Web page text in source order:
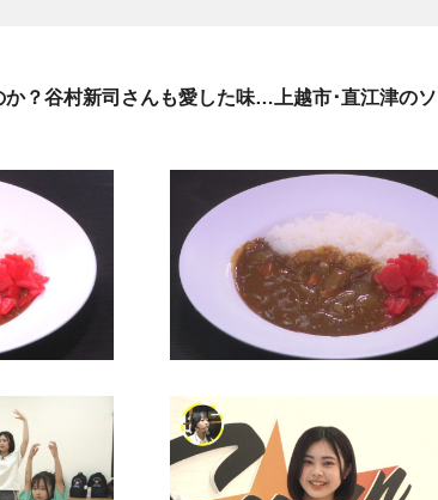
か？谷村新司さんも愛した味…上越市･直江津の